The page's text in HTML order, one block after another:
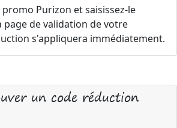
Purizon et saisissez-le
de validation de votre
s'appliquera immédiatement.
un code réduction